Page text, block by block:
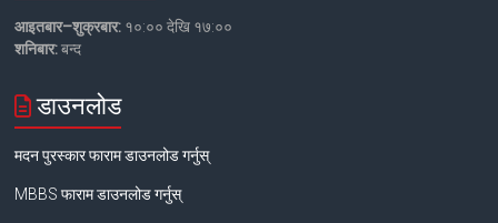
आइतबार–शुक्रबार: १०:०० देखि १७:००
शनिबार:बन्द
डाउनलोड
मदन पुरस्कार फाराम डाउनलोड गर्नुस्
MBBS फाराम डाउनलोड गर्नुस्